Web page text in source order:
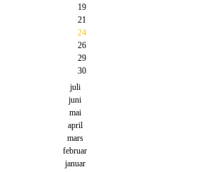
19
21
24
26
29
30
juli
juni
mai
april
mars
februar
januar